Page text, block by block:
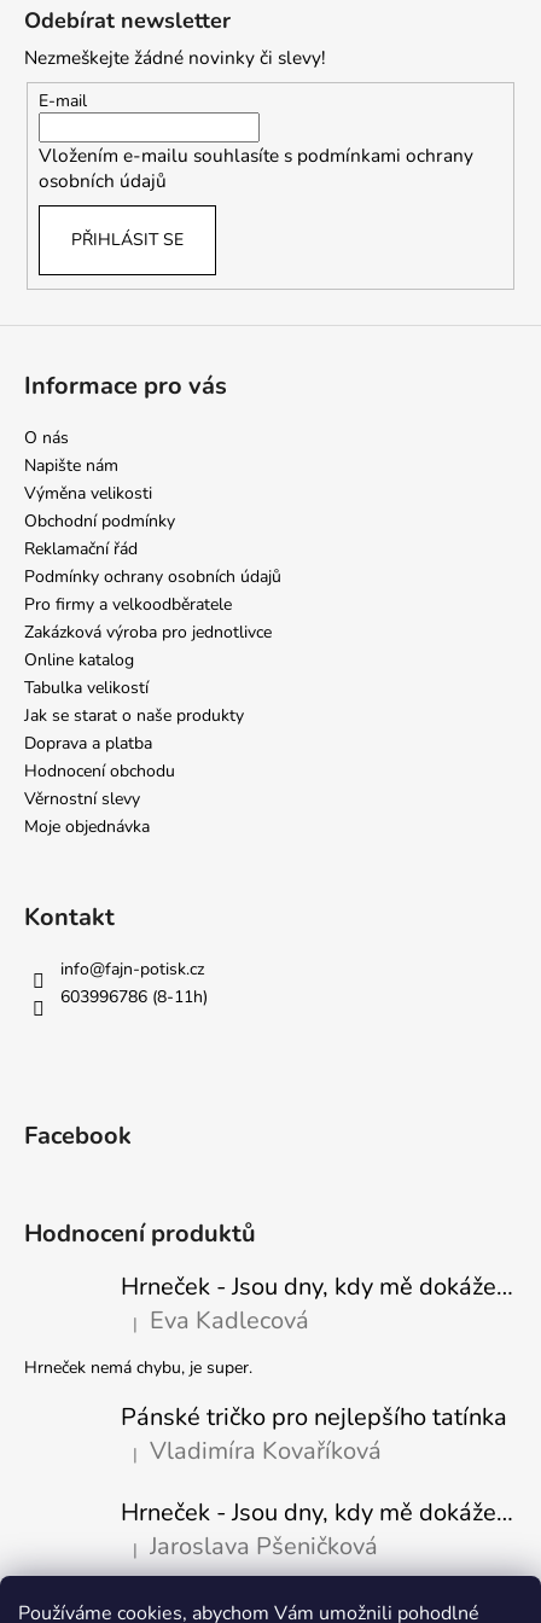
Používáme cookies, abychom Vám umožnili pohodlné
Odebírat newsletter
Nezmeškejte žádné novinky či slevy!
E-mail
Vložením e-mailu souhlasíte s podmínkami ochrany
osobních údajů
PŘIHLÁSIT SE
Informace pro vás
O nás
Napište nám
Výměna velikosti
Obchodní podmínky
Reklamační řád
Podmínky ochrany osobních údajů
Pro firmy a velkoodběratele
Zakázková výroba pro jednotlivce
Online katalog
Tabulka velikostí
Jak se starat o naše produkty
Doprava a platba
Hodnocení obchodu
Věrnostní slevy
Moje objednávka
Kontakt
info@fajn-potisk.cz
603996786 (8-11h)
Facebook
Hodnocení produktů
Hrneček - Jsou dny, kdy mě dokáže nasrat i vzduch - Sova
Hodnocení produktu je 5 z 5 hvězdiček.
| Eva Kadlecová
Hrneček nemá chybu, je super.
Pánské tričko pro nejlepšího tatínka
Hodnocení produktu je 5 z 5 hvězdiček.
| Vladimíra Kovaříková
Hrneček - Jsou dny, kdy mě dokáže nasrat i vzduch-naštvaný pejsek
Hodnocení produktu je 5 z 5 hvězdiček.
| Jaroslava Pšeničková